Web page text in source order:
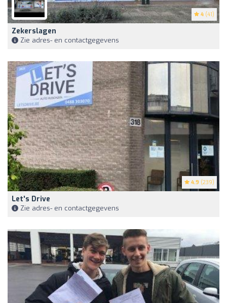
4 (41)
Zekerslagen
Zie adres- en contactgegevens
4.9 (239)
Let's Drive
Zie adres- en contactgegevens